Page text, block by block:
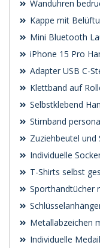
Wanduhren
Kappe mit
Mini Bluetooth
iPhone 15 Pro
Adapter USB C-
Klettband auf
Selbstklebend
Stirnband
Zuziehbeutel und
Individuelle
T-Shirts selbst
Sporthandtücher
Metallabzeichen
Individuelle